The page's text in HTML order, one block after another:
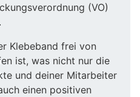
(VO)
Klebeband frei von
ist, was nicht nur die
und deiner Mitarbeiter
einen positiven